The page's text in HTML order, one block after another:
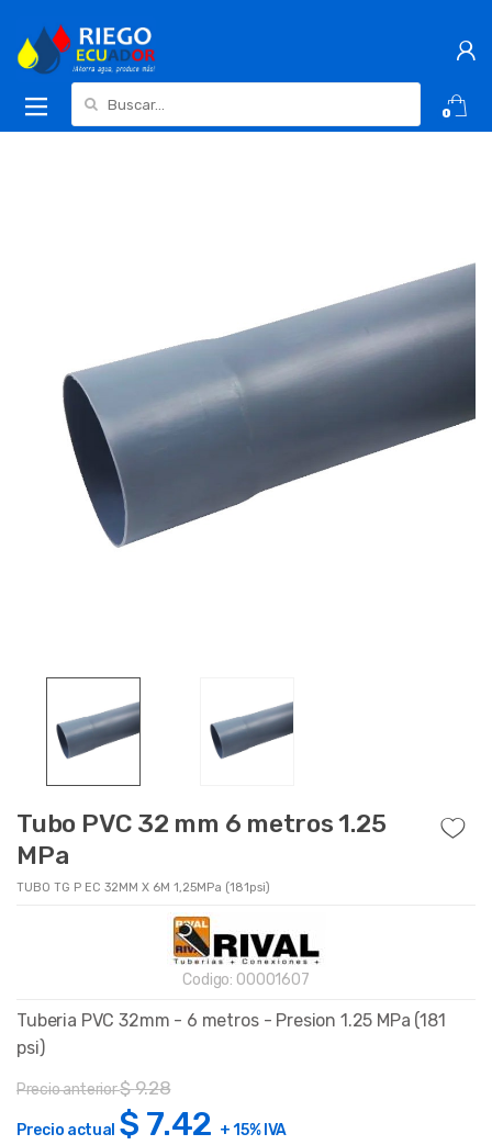
Buscar:
0
Tubo PVC 32 mm 6 metros 1.25
MPa
TUBO TG P EC 32MM X 6M 1,25MPa (181psi)
Codigo: 00001607
Tuberia PVC 32mm - 6 metros - Presion 1.25 MPa (181
psi)
Precio anterior$9.28
Precio actual $ 7.42 + 15% IVA